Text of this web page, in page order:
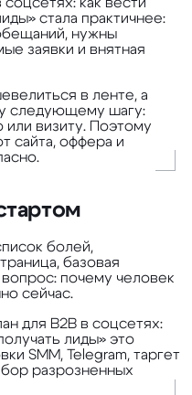
стала практичнее:
нужны
заявки и внятная
в ленте, а
следующему шагу:
визиту. Поэтому
сайта, оффера и
болей,
базовая
вопрос: почему человек
сейчас.
для B2B в соцсетях:
лиды» это
SMM, Telegram, таргет
разрозненных